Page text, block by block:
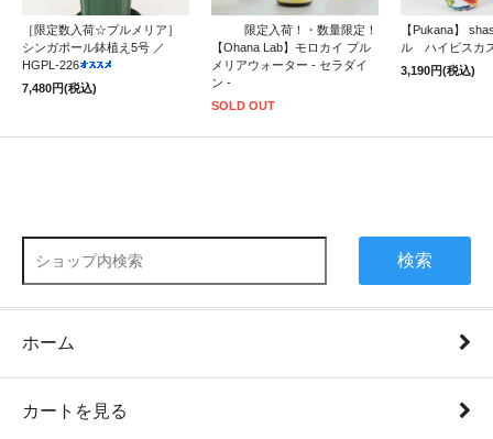
［限定数入荷☆プルメリア］
シンガポール鉢植え5号 ／
HGPL-226
7,480円(税込)
限定入荷！・数量限定！
【Ohana Lab】モロカイ プル
メリアウォーター - セラダイ
ン -
SOLD OUT
【Pukana】
ル ハイビスカ
3,190円(税込)
検索
ホーム
カートを見る